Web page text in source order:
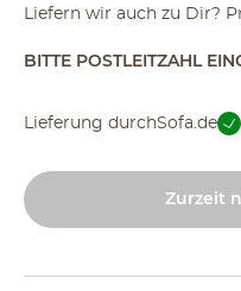
Liefern wir auch zu Dir?
BITTE POSTLEITZAHL
Lieferung durchSofa.de
Zurzeit